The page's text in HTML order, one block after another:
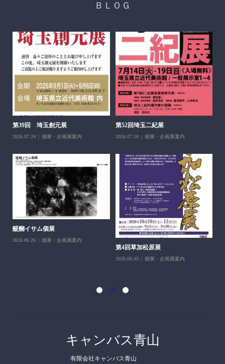
ＢＬＯＧ
第39回 埼玉創元展
2026.07.24 個展・企画展案内
第52回埼玉二紀展
2026.07.10 個展・企画展案内
醍醐イサム個展
2026.06.26 個展・企画展案内
第4回草加松原展
2026.06.03 個展・企画展案内
キャンバス青山
有限会社キャンバス青山